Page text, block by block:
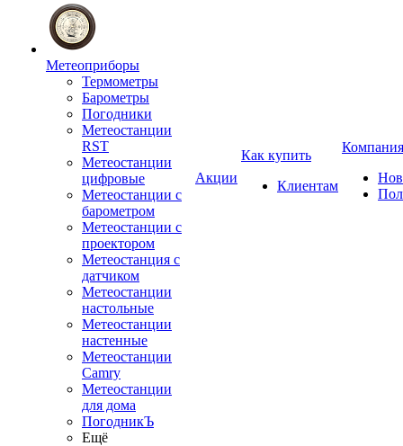
Метеоприборы
Термометры
Барометры
Погодники
Метеостанции
RST
Метеостанции
цифровые
Метеостанции с
барометром
Метеостанции с
проектором
Метеостанция с
датчиком
Метеостанции
настольные
Метеостанции
настенные
Метеостанции
Camry
Метеостанции
для дома
ПогодникЪ
Ещё
Акции
Как купить
Клиентам
Компания